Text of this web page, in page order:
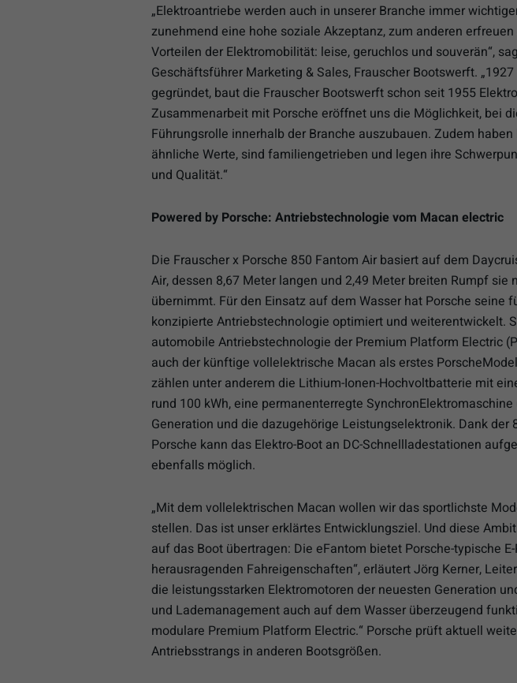
„Elektroantriebe werden auch in unserer Branche immer
zunehmend eine hohe soziale Akzeptanz, zum anderen
Vorteilen der Elektromobilität: leise, geruchlos und souverän“,
Geschäftsführer Marketing & Sales, Frauscher Bootswerft.
gegründet, baut die Frauscher Bootswerft schon seit 1955
Zusammenarbeit mit Porsche eröffnet uns die Möglichkeit, bei
Führungsrolle innerhalb der Branche auszubauen. Zudem
ähnliche Werte, sind familiengetrieben und legen ihre
und Qualität.“
Powered by Porsche: Antriebstechnologie vom Macan electric
Die Frauscher x Porsche 850 Fantom Air basiert auf dem
Air, dessen 8,67 Meter langen und 2,49 Meter breiten Rumpf sie
übernimmt. Für den Einsatz auf dem Wasser hat Porsche seine
konzipierte Antriebstechnologie optimiert und weiterentwickelt.
automobile Antriebstechnologie der Premium Platform Electric
auch der künftige vollelektrische Macan als erstes
zählen unter anderem die Lithium-Ionen-Hochvoltbatterie mit
rund 100 kWh, eine permanenterregte
Generation und die dazugehörige Leistungselektronik. Dank der
Porsche kann das Elektro-Boot an DC-Schnellladestationen
ebenfalls möglich.
„Mit dem vollelektrischen Macan wollen wir das sportlichste
stellen. Das ist unser erklärtes Entwicklungsziel. Und diese
auf das Boot übertragen: Die eFantom bietet Porsche-typische
herausragenden Fahreigenschaften“, erläutert Jörg Kerner,
die leistungsstarken Elektromotoren der neuesten Generation
und Lademanagement auch auf dem Wasser überzeugend
modulare Premium Platform Electric.“ Porsche prüft aktuell
Antriebsstrangs in anderen Bootsgrößen.